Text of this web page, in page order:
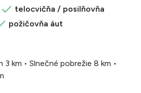
telocvičňa / posilňovňa
požičovňa áut
3 km • Slnečné pobrežie 8 km •